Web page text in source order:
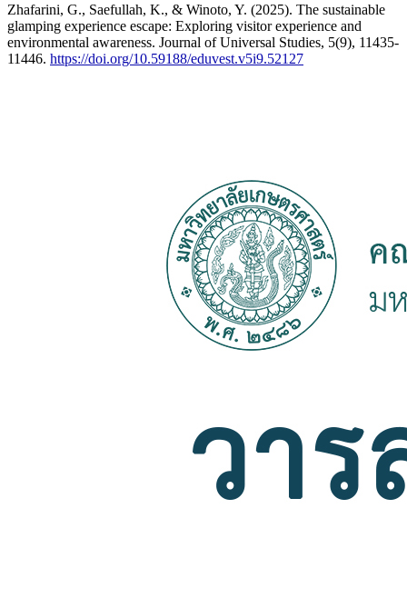
Zhafarini, G., Saefullah, K., & Winoto, Y. (2025). The sustainable
glamping experience escape: Exploring visitor experience and
environmental awareness. Journal of Universal Studies, 5(9), 11435-
11446. https://doi.org/10.59188/eduvest.v5i9.52127